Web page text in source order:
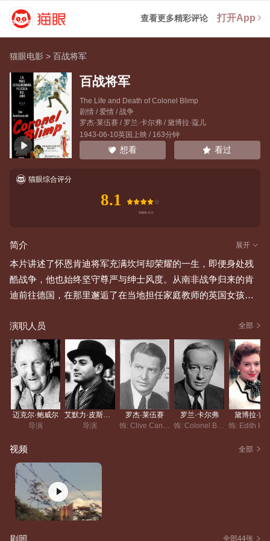
查看更多精彩评论 打开App
猫眼电影 >百战将军
百战将军
The Life and Death of Colonel Blimp
剧情 / 爱情 / 战争
罗杰·莱伍赛/ 罗兰·卡尔弗/黛博拉·蔻儿
1943-06-10英国上映 / 163分钟
想看 看过
猫眼综合评分
8.1
简介 展开
本片讲述了怀恩肯迪将军充满坎坷却荣耀的一生，即便身处残
酷战争，他也始终坚守尊严与绅士风度。从南非战争归来的肯
迪前往德国，在那里邂逅了在当地担任家庭教师的英国女孩亨
一天，曾因亨特与肯迪决斗过的德国军官再度向他发起挑战，
四十年后他们仍会提及此事。残酷的战争让不少人的心灵发生
扭曲，却也造就了许多伟大的友谊。曾经在战场上互为敌手、
在宴会上成为座上宾、在情场中是竞争对手的他们，最终成为
了忘年之交。
演职人员 全部
迈克尔·鲍威尔
导演
导演
罗杰·莱伍赛
罗兰·卡尔弗
黛博拉·蔻
视频 全部
剧照 全部44张